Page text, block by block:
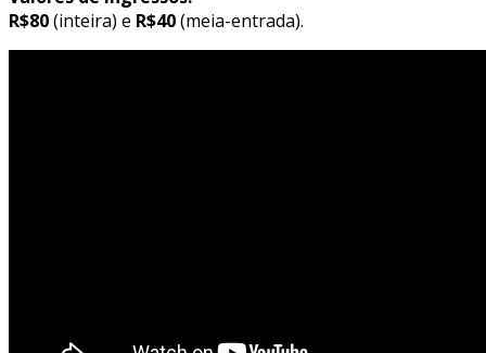
R$80(inteira) e R$40(meia-entrada).